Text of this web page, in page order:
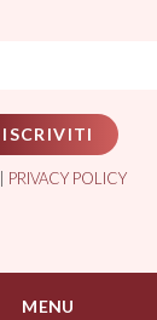
ISCRIVITI
PRIVACY POLICY
MENU